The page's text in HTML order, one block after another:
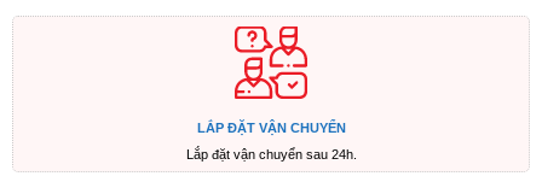
sin
chuẩn
|
Hiệu
suất
cao,
LẮP ĐẶT VẬN CHUYỂN
Lắp đặt vận chuyển sau 24h.